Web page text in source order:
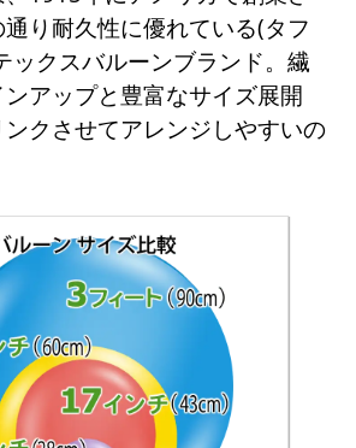
り耐久性に優れている(タフ
ックスバルーンブランド。繊
アップと豊富なサイズ展開
クさせてアレンジしやすいの